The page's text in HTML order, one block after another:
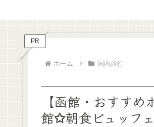
PR
ホーム 国内旅行
【函館・おすす
館✩朝食ビュッフ